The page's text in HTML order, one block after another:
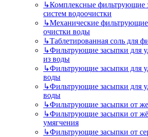
↳Комплексные фильтрующие
систем водоочистки
↳Механические
очистки воды
↳Таблетированная соль для
↳Фильтрующие засыпки для
из воды
↳Фильтрующие засыпки для
воды
↳Фильтрующие засыпки для
воды
↳Фильтрующие засыпки от
↳Фильтрующие засыпки от
умягчения
↳Фильтрующие засыпки от